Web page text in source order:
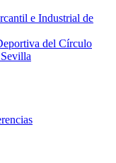
e Industrial de
del Círculo